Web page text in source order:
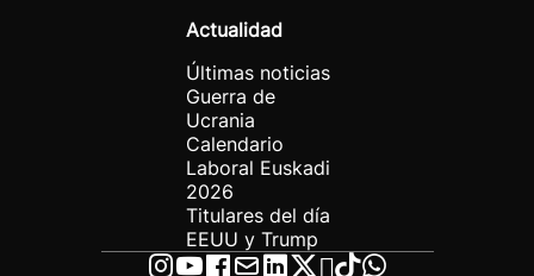
Actualidad
Últimas noticias
Guerra de
Ucrania
Calendario
Laboral Euskadi
2026
Titulares del día
EEUU y Trump